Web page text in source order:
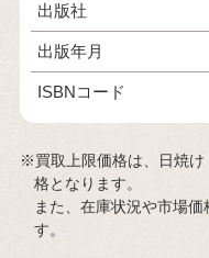
出版社
出版年月
ISBNコード
※買取上限価格は、日焼け
格となります。
また、在庫状況や市場
す。